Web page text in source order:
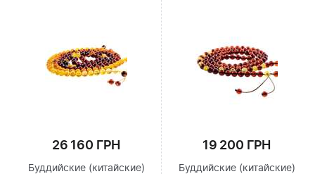
26 160 ГРН
Буддийские (китайские)
19 200 ГРН
Буддийские (китайские)